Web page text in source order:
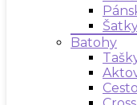
Batohy